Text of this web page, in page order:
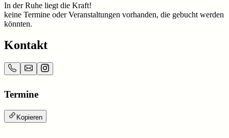
In der Ruhe liegt die Kraft!
keine Termine oder Veranstaltungen vorhanden, die gebucht werden
könnten.
Kontakt
Termine
Kopieren